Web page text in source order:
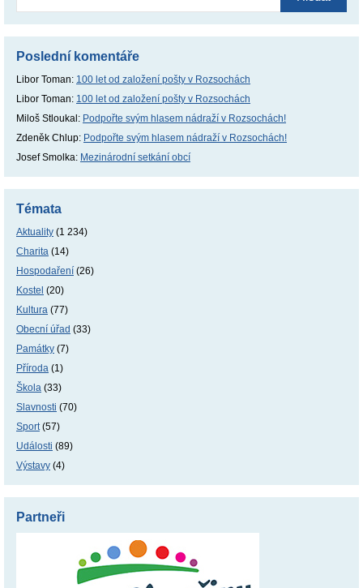
Poslední komentáře
Libor Toman: 100 let od založení pošty v Rozsochách
Libor Toman: 100 let od založení pošty v Rozsochách
Miloš Stloukal : Podpořte svým hlasem nádraží v Rozsochách!
Zdeněk Chlup: Podpořte svým hlasem nádraží v Rozsochách!
Josef Smolka: Mezinárodní setkání obcí
Témata
Aktuality (1 234)
Charita (14)
Hospodaření (26)
Kostel (20)
Kultura (77)
Obecní úřad (33)
Památky (7)
Příroda (1)
Škola (33)
Slavnosti (70)
Sport(57)
Události (89)
Výstavy (4)
Partneři